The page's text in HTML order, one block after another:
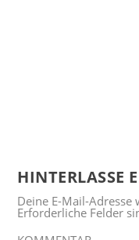
HINTERLASSE
Deine E-Mail-
Erforderliche Felder